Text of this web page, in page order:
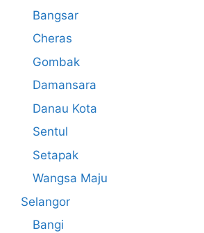
Bangsar
Cheras
Gombak
Damansara
Danau Kota
Sentul
Setapak
Wangsa Maju
Selangor
Bangi